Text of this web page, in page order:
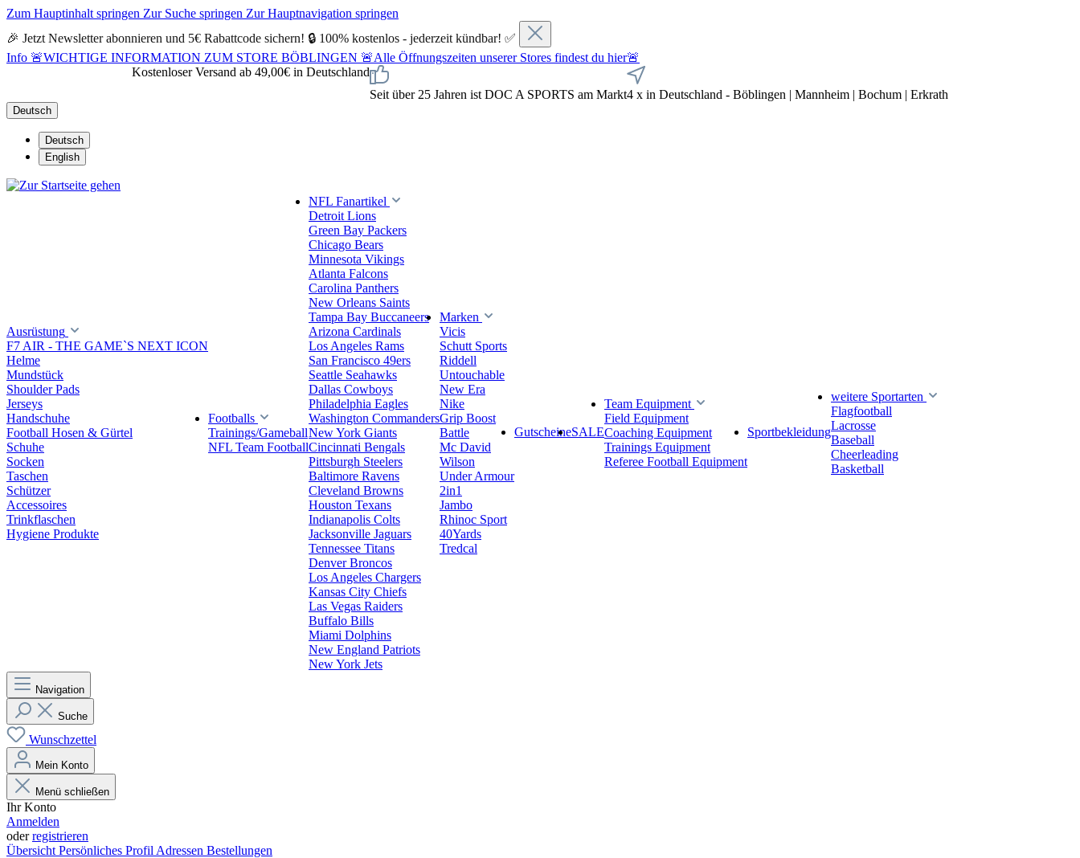
Zum Hauptinhalt springen Zur Suche springen Zur Hauptnavigation springen
🎉 Jetzt Newsletter abonnieren und 5€ Rabattcode sichern! 🔒 100% kostenlos - jederzeit kündbar! ✅
Info 🚨WICHTIGE INFORMATION ZUM STORE BÖBLINGEN 🚨Alle Öffnungszeiten unserer Stores findest du hier🚨
Kostenloser Versand ab 49,00€ in Deutschland
Seit über 25 Jahren ist DOC A SPORTS am Markt4 x in Deutschland - Böblingen | Mannheim | Bochum | Erkrath
Deutsch
Deutsch
English
Ausrüstung
F7 AIR - THE GAME`S NEXT ICON
Helme
Mundstück
Shoulder Pads
Jerseys
Handschuhe
Football Hosen & Gürtel
Schuhe
Socken
Taschen
Schützer
Accessoires
Trinkflaschen
Hygiene Produkte
Footballs
Trainings/Gameball
NFL Team Football
NFL Fanartikel
Detroit Lions
Green Bay Packers
Chicago Bears
Minnesota Vikings
Atlanta Falcons
Carolina Panthers
New Orleans Saints
Tampa Bay Buccaneers
Arizona Cardinals
Los Angeles Rams
San Francisco 49ers
Seattle Seahawks
Dallas Cowboys
Philadelphia Eagles
Washington Commanders
New York Giants
Cincinnati Bengals
Pittsburgh Steelers
Baltimore Ravens
Cleveland Browns
Houston Texans
Indianapolis Colts
Jacksonville Jaguars
Tennessee Titans
Denver Broncos
Los Angeles Chargers
Kansas City Chiefs
Las Vegas Raiders
Buffalo Bills
Miami Dolphins
New England Patriots
New York Jets
Marken
Vicis
Schutt Sports
Riddell
Untouchable
New Era
Nike
Grip Boost
Battle
Mc David
Wilson
Under Armour
2in1
Jambo
Rhinoc Sport
40Yards
Tredcal
GutscheineSALE
Team Equipment
Field Equipment
Coaching Equipment
Trainings Equipment
Referee Football Equipment
Sportbekleidung
weitere Sportarten
Flagfootball
Lacrosse
Baseball
Cheerleading
Basketball
Navigation
Suche
Wunschzettel
Mein Konto
Menü schließen
Ihr Konto
Anmelden
oderregistrieren
Übersicht Persönliches Profil Adressen Bestellungen